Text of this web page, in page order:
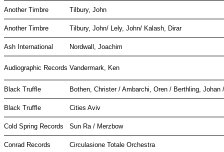
Another Timbre Tilbury, John
Another Timbre Tilbury, John/ Lely, John/ Kalash, Dirar
Ash International Nordwall, Joachim
Audiographic Records Vandermark, Ken
Black Truffle Bothen, Christer / Ambarchi, Oren / Berthling,
Black Truffle Cities Aviv
Cold Spring Records Sun Ra / Merzbow
Conrad Records Circulasione Totale Orchestra